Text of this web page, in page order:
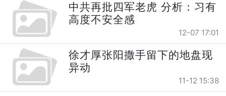
中共再批四军老虎 分析：习有
高度不安全感
12-07 17:01
徐才厚张阳撒手留下的地盘现
异动
11-12 15:38